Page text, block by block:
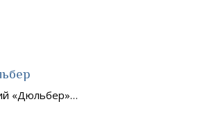
«Дюльбер»…